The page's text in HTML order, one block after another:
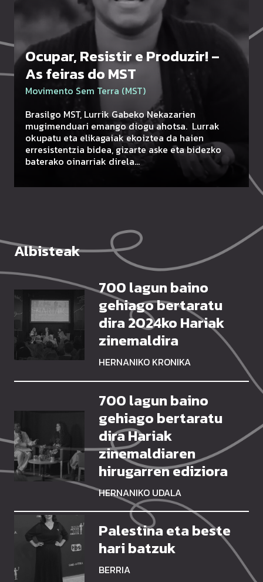
Ocupar, Resistir e Produzir! –
As feiras do MST
Movimento Sem Terra (MST)
Brasilgo MST, Lurrik Gabeko Nekazarien
mugimenduari emango diogu ahotsa. Lurrak
okupatu eta elikagaiak ekoiztea da haien
erresistentzia bidea, gizarte aske eta bidezko
baterako oinarriak direla…
Albisteak
700 lagun baino
gehiago bertaratu
dira 2024ko Hariak
zinemaldira
HERNANIKO KRONIKA
Click Me
700 lagun baino
gehiago bertaratu
dira Hariak
zinemaldiaren
hirugarren ediziora
HERNANIKO UDALA
Click Me
Palestina eta beste
hari batzuk
BERRIA
Click Me